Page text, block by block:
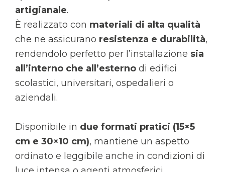
artigianale.
È realizzato con materiali di alta qualità
che ne assicurano resistenza e durabilità,
rendendolo perfetto per l’installazione sia
all’interno che all’esterno di edifici
scolastici, universitari, ospedalieri o
aziendali.
Disponibile in due formati pratici (15×5
cm e 30×10 cm), mantiene un aspetto
ordinato e leggibile anche in condizioni di